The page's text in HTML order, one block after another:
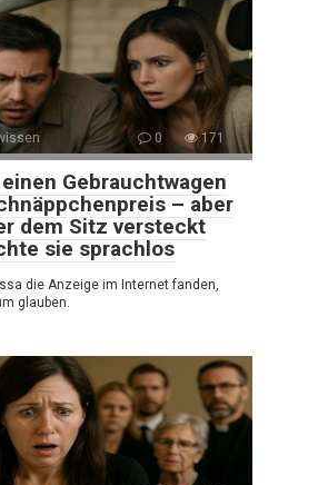
0 171
Gebrauchtwagen
– aber
dem Sitz versteckt
sie sprachlos
die Anzeige im Internet fanden,
glauben.